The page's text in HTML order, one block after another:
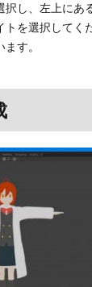
択し、左上にあ
を選択してく
す。